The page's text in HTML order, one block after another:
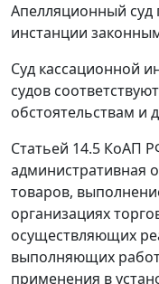
Апелляционный суд
инстанции
Суд кассационной
судов
обстоятельствам и
Статьей 14.5 КоАП
административная
товаров,
организациях
осуществляющих
выполняющих
применения в